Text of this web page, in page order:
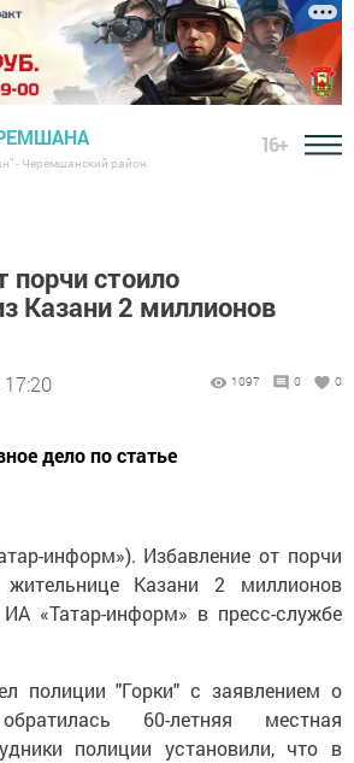
- Черемшанский район
16+
порчи стоило
Казани 2 миллионов
1097 0 0
дело по статье
информ»). Избавление от порчи
жительнице Казани 2 миллионов
«Татар-информ» в пресс-службе
полиции "Горки" с заявлением о
60-летняя местная
полиции установили, что в